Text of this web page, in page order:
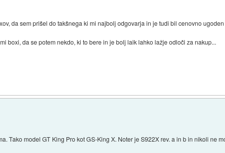
da sem prišel do takšnega ki mi najbolj odgovarja in je tudi bil cenovno ugoden
boxi, da se potem nekdo, ki to bere in je bolj laik lahko lažje odloči za nakup...
Tako model GT King Pro kot GS-King X. Noter je S922X rev. a in b in nikoli ne